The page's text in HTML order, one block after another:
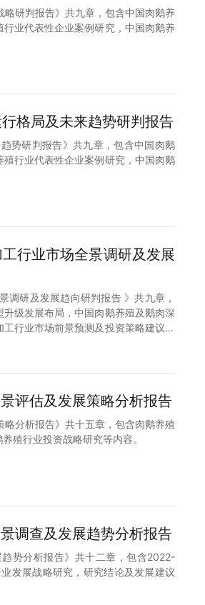
研判报告》共九章，包含中国肉鹅养
业代表性企业案例研究，中国肉鹅养
格局及未来趋势研判报告
势研判报告》共九章，包含中国肉鹅
行业代表性企业案例研究，中国肉鹅
行业市场全景调研及发展
调研及发展趋向研判报告 》共九章，
级发展布局，中国肉鹅养殖及鹅肉深
行业市场前景预测及投资策略建议等
评估及发展策略分析报告
分析报告》共十五章，包含肉鹅养殖
殖行业投资战略研究等内容。
调查及发展趋势分析报告
势分析报告》共十二章，包含2022-
发展战略研究，研究结论及发展建议